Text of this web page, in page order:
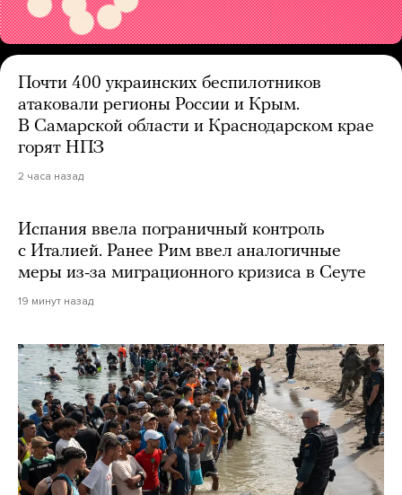
Почти 400 украинских беспилотников
атаковали регионы России и Крым.
В Самарской области и Краснодарском крае
горят НПЗ
2 часа назад
Испания ввела пограничный контроль
с Италией. Ранее Рим ввел аналогичные
меры из-за миграционного кризиса в Сеуте
19 минут назад